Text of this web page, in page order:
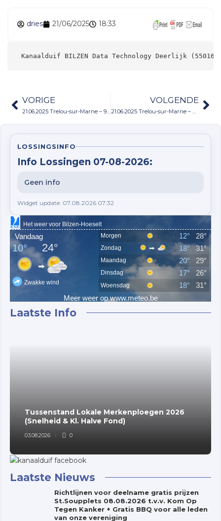
dries 21/06/2025 18:33
Kanaalduif BILZEN Data Technology Deerlijk (55016)
VORIGE
21.06.2025 Trelou-sur-Marne – 96 Jaarduiven
VOLGENDE
21.06.2025 Trelou-sur-Marne – 476 Jonge duiven
LOSSINGSINFO
Info Lossingen 07-08-2026:
Geen info
Widget update: 07.08.2026 07:32
Laatste Info
Tussenstand Lokale Merkenploegen 2026
(Snelheid & Kl. Halve Fond)
03.08.2026 0
Laatste Nieuws
Richtlijnen voor deelname gratis prijzen
St.Soupplets 08.08.2026 t.v.v. Kom Op
Tegen Kanker + Gratis BBQ voor alle leden
van onze vereniging